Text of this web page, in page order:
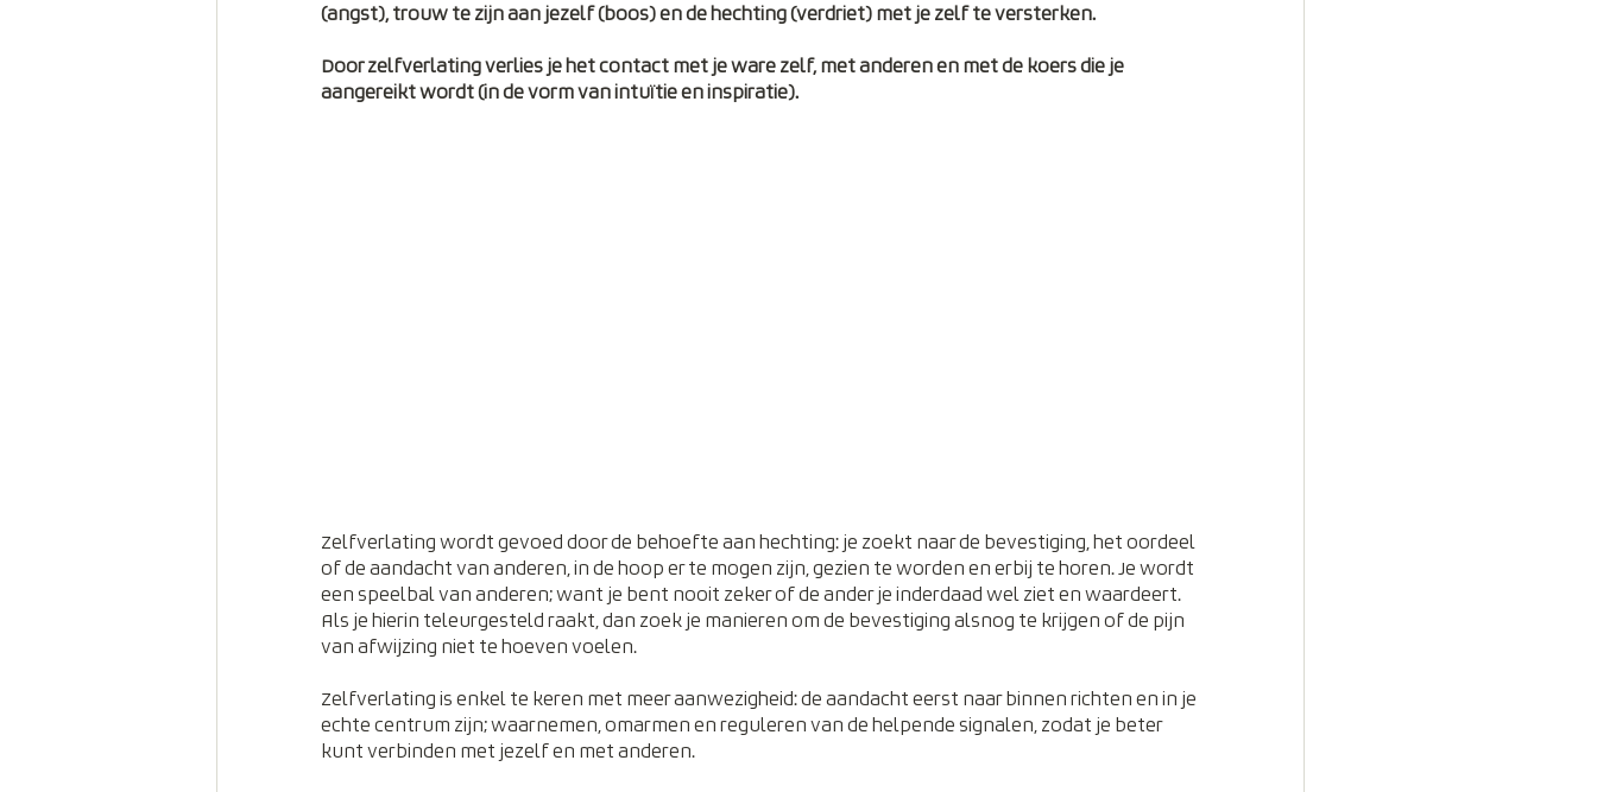
(angst), trouw te zijn aan jezelf (boos) en de hechting (verdriet) met je zelf te versterken.
Door zelfverlating verlies je het contact met je ware zelf, met anderen en met de koers die je
aangereikt wordt (in de vorm van intuïtie en inspiratie).
Zelfverlating wordt gevoed door de behoefte aan hechting: je zoekt naar de bevestiging, het oordeel
of de aandacht van anderen, in de hoop er te mogen zijn, gezien te worden en erbij te horen. Je wordt
een speelbal van anderen; want je bent nooit zeker of de ander je inderdaad wel ziet en waardeert.
Als je hierin teleurgesteld raakt, dan zoek je manieren om de bevestiging alsnog te krijgen of de pijn
van afwijzing niet te hoeven voelen.
Zelfverlating is enkel te keren met meer aanwezigheid: de aandacht eerst naar binnen richten en in je
echte centrum zijn; waarnemen, omarmen en reguleren van de helpende signalen, zodat je beter
kunt verbinden met jezelf en met anderen.